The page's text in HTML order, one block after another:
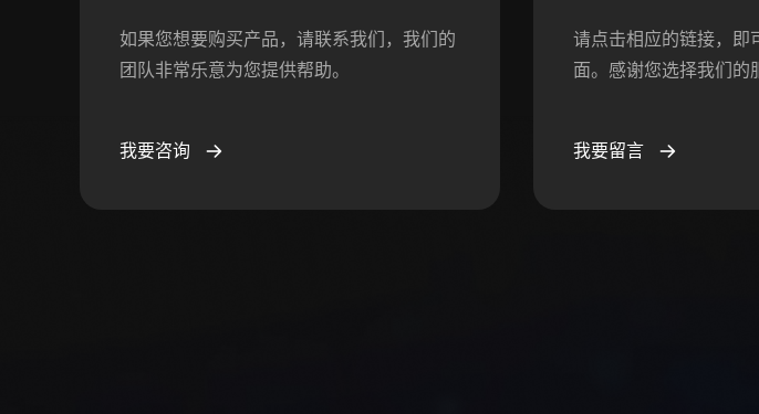
如果您想要购买产品，请联系我们，我们的
团队非常乐意为您提供帮助。
我要咨询
请点击相应的链接，即
面。感谢您选择我们的
我要留言